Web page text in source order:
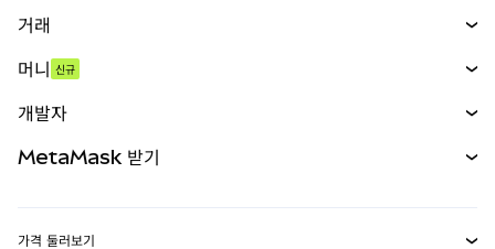
거래
무기한 선물
실물자산
머니 신규
개발자
MetaMask 받기
가격 둘러보기